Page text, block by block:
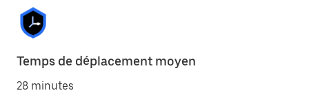
Temps de déplacement moyen
28 minutes